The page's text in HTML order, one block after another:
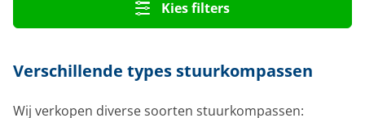
Kies filters
Verschillende types stuurkompassen
Wij verkopen diverse soorten stuurkompassen: